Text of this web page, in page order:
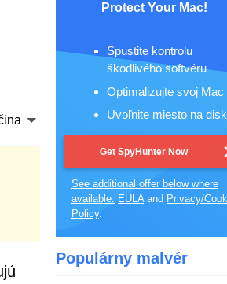
Protect Your Mac!
Spustite kontrolu
škodlivého softvéru
Optimalizujte svoj Mac
Uvoľnite miesto na
Get SpyHunter Now
See additional offer below where
available. EULAand Privacy/
Policy.
Populárny malvér